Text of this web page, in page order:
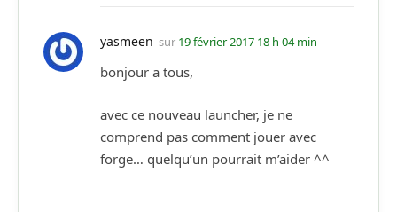
yasmeen sur 19 février 2017 18 h 04 min
bonjour a tous,
avec ce nouveau launcher, je ne
comprend pas comment jouer avec
forge… quelqu’un pourrait m’aider ^^